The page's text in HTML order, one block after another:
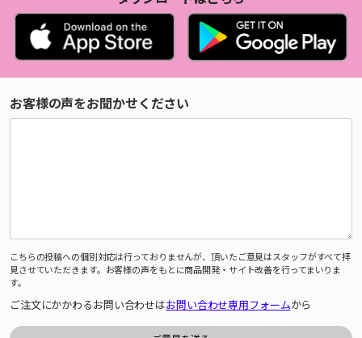
お客様の声をお聞かせください
こちらの投稿への個別対応は行っておりませんが、頂いたご意見はスタッフがすべて拝
見させていただきます。お客様の声をもとに商品開発・サイト改善を行ってまいりま
す。
ご注文にかかわるお問い合わせはお問い合わせ専用フォームから